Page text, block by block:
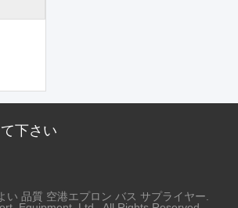
下さい
い 品質 空港エプロン バス サプライヤー.